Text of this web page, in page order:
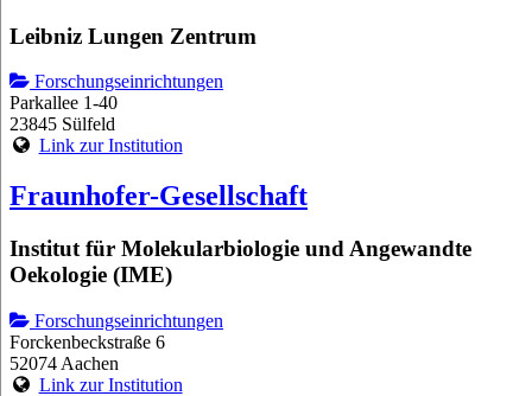
Leibniz Lungen Zentrum
Forschungseinrichtungen
Parkallee 1-40
23845 Sülfeld
Link zur Institution
Fraunhofer-Gesellschaft
Institut für Molekularbiologie und Angewandte
Oekologie (IME)
Forschungseinrichtungen
Forckenbeckstraße 6
52074 Aachen
Link zur Institution